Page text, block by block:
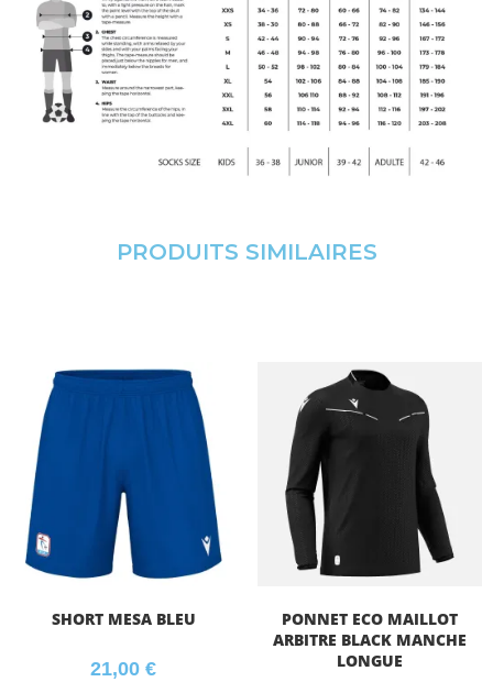
PRODUITS SIMILAIRES
SHORT MESA BLEU
21,00 €
PONNET ECO MAILLOT
ARBITRE BLACK MANCHE
LONGUE